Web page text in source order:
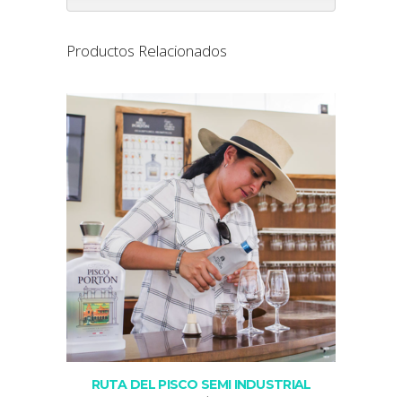
Productos Relacionados
RUTA DEL PISCO SEMI INDUSTRIAL